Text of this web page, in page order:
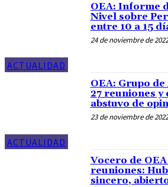
ACTUALIDAD
OEA: Informe
Nivel sobre
entre 10 a 15
24 de noviembre de 2022
ACTUALIDAD
OEA: Grupo
27 reuniones y
abstuvo de
23 de noviembre de 2022
Vocero de
reuniones:
sincero,